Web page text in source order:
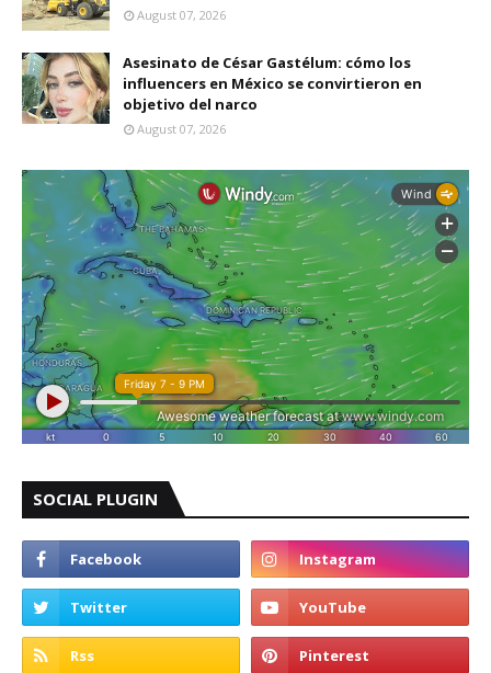
August 07, 2026
Asesinato de César Gastélum: cómo los
influencers en México se convirtieron en
objetivo del narco
August 07, 2026
SOCIAL PLUGIN